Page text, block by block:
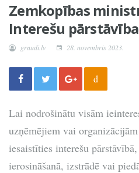
Zemkopības
Interešu
graudi.lv 28. novembris 2023.
d
Lai nodrošinātu visām
uzņēmējiem vai
iesaistīties interešu
ierosināšanā, izstrādē vai